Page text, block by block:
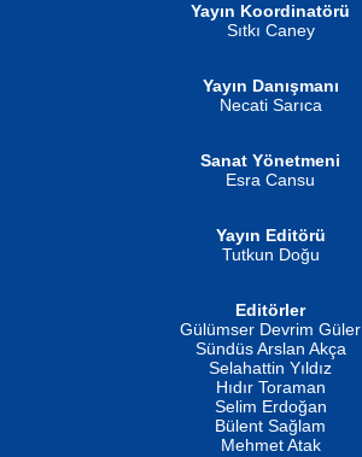
İSMAİL OKUTAN
Erkeklerin Kahrolması Ne Demektir
Evvel Zaman Tanrıçası...
Yayın Koordinatörü
Sıtkı Caney
Yayın Danışmanı
Necati Sarıca
Sanat Yönetmeni
Esra Cansu
Yayın Editörü
Tutkun Doğu
Editörler
Gülümser Devrim Güler
Sündüs Arslan Akça
Selahattin Yıldız
Hıdır Toraman
Selim Erdoğan
Bülent Sağlam
Mehmet Atak